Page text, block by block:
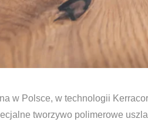
w Polsce, w technologii
tworzywo polimerowe